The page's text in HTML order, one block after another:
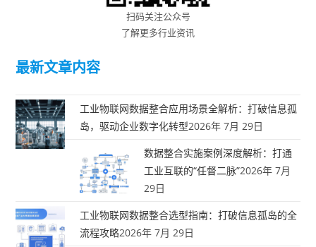
扫码关注公众号
了解更多行业资讯
最新文章内容
工业物联网数据整合应用场景全解析：打破信息孤
岛，驱动企业数字化转型2026年 7月 29日
数据整合实施案例深度解析：打通
工业互联的“任督二脉”2026年 7月
29日
工业物联网数据整合选型指南：打破信息孤岛的全
流程攻略2026年 7月 29日